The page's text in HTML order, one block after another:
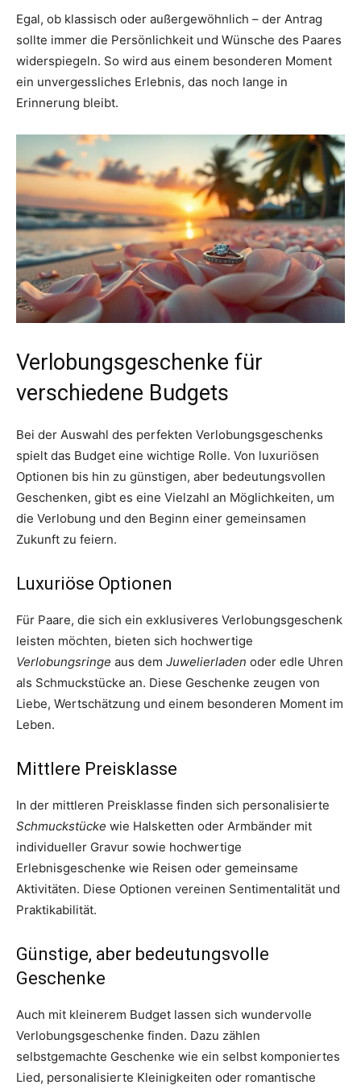
Egal, ob klassisch oder außergewöhnlich – der Antrag
sollte immer die Persönlichkeit und Wünsche des Paares
widerspiegeln. So wird aus einem besonderen Moment
ein unvergessliches Erlebnis, das noch lange in
Erinnerung bleibt.
Verlobungsgeschenke für
verschiedene Budgets
Bei der Auswahl des perfekten Verlobungsgeschenks
spielt das Budget eine wichtige Rolle. Von luxuriösen
Optionen bis hin zu günstigen, aber bedeutungsvollen
Geschenken, gibt es eine Vielzahl an Möglichkeiten, um
die Verlobung und den Beginn einer gemeinsamen
Zukunft zu feiern.
Luxuriöse Optionen
Für Paare, die sich ein exklusiveres Verlobungsgeschenk
leisten möchten, bieten sich hochwertige
Verlobungsringe aus dem Juwelierladen oder edle Uhren
als Schmuckstücke an. Diese Geschenke zeugen von
Liebe, Wertschätzung und einem besonderen Moment im
Leben.
Mittlere Preisklasse
In der mittleren Preisklasse finden sich personalisierte
Schmuckstücke wie Halsketten oder Armbänder mit
individueller Gravur sowie hochwertige
Erlebnisgeschenke wie Reisen oder gemeinsame
Aktivitäten. Diese Optionen vereinen Sentimentalität und
Praktikabilität.
Günstige, aber bedeutungsvolle
Geschenke
Auch mit kleinerem Budget lassen sich wundervolle
Verlobungsgeschenke finden. Dazu zählen
selbstgemachte Geschenke wie ein selbst komponiertes
Lied, personalisierte Kleinigkeiten oder romantische